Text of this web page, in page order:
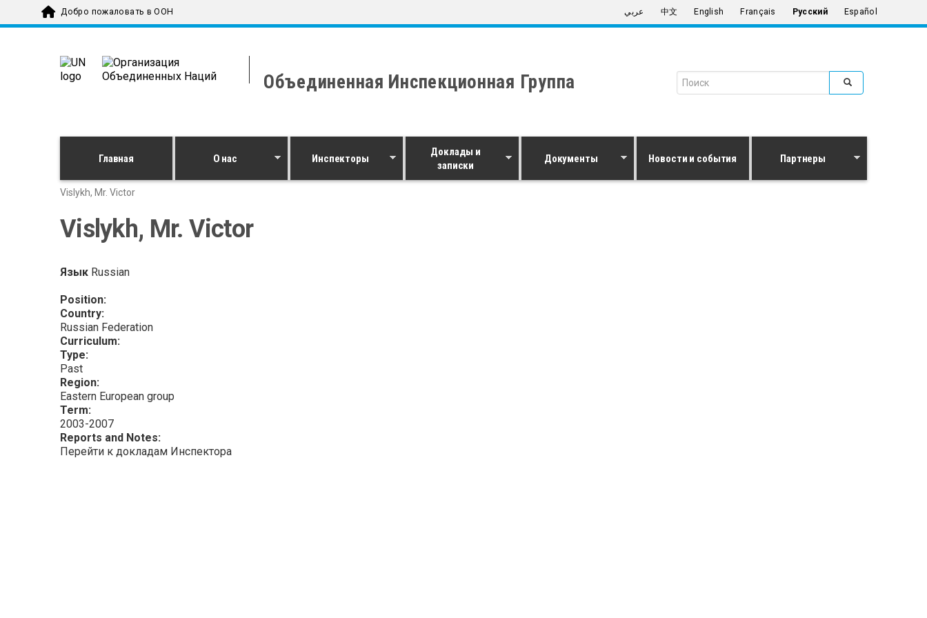
Skip to main contentДобро пожаловать в ООН عربي 中文 English Français Русский Español
Объединенная Инспекционная Группа Search form
Главная О нас Инспекторы
Доклады и
записки
Документы Новости и события Партнеры
Vislykh, Mr. Victor
Vislykh, Mr. Victor
Язык Russian
Position:
Country:
Russian Federation
Curriculum:
Type:
Past
Region:
Eastern European group
Term:
2003-2007
Reports and Notes:
Перейти к докладам Инспектора